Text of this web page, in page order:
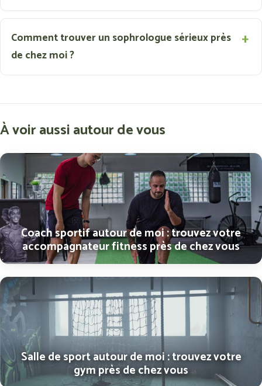
Comment trouver un sophrologue sérieux près
de chez moi ?
À voir aussi autour de vous
Coach sportif autour de moi : trouvez votre
accompagnateur fitness près de chez vous
Salle de sport autour de moi : trouvez votre
gym près de chez vous